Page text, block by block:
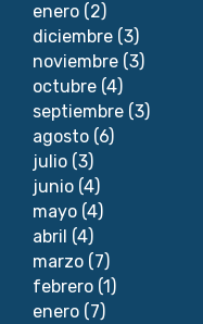
enero (2)
diciembre (3)
noviembre (3)
octubre (4)
septiembre (3)
agosto (6)
julio (3)
junio (4)
mayo (4)
abril (4)
marzo (7)
febrero (1)
enero (7)